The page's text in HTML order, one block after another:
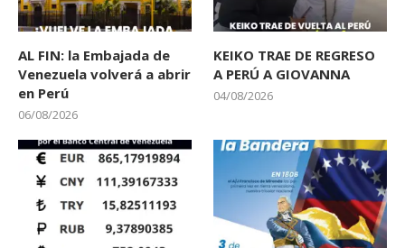
AL FIN: la Embajada de
Venezuela volverá a abrir
en Perú
06/08/2026
KEIKO TRAE DE REGRESO
A PERÚ A GIOVANNA
04/08/2026